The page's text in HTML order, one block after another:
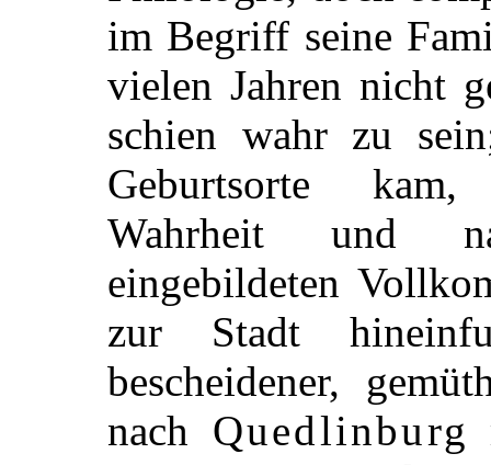
im Begriff seine
vielen Jahren nicht
schien wahr zu
Geburtsorte kam,
Wahrheit und
eingebildeten
zur Stadt
bescheidener,
nach Quedlinburg